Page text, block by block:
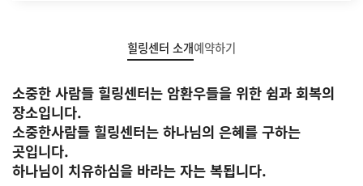
힐링센터 소개예약하기
소중한 사람들 힐링센터는 암환우들을 위한 쉼과 회복의
장소입니다.
소중한사람들 힐링센터는 하나님의 은혜를 구하는
곳입니다.
하나님이 치유하심을 바라는 자는 복됩니다.